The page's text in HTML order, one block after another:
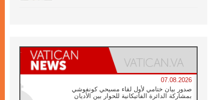
07.08.2026
صدور بيان ختامي لأول لقاء مسيحي كونفوشي
بمشاركة الدائرة الفاتيكانية للحوار بين الأديان